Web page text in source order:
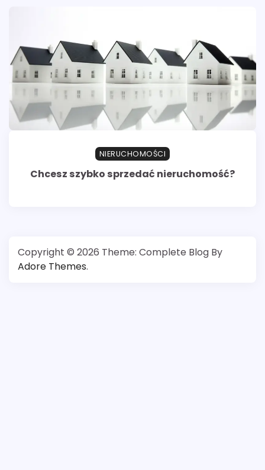
NIERUCHOMOŚCI
Chcesz szybko sprzedać nieruchomość?
Copyright © 2026 Theme: Complete Blog By
Adore Themes.